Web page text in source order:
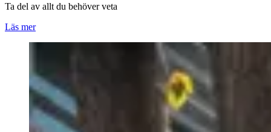
Ta del av allt du behöver veta
Läs mer